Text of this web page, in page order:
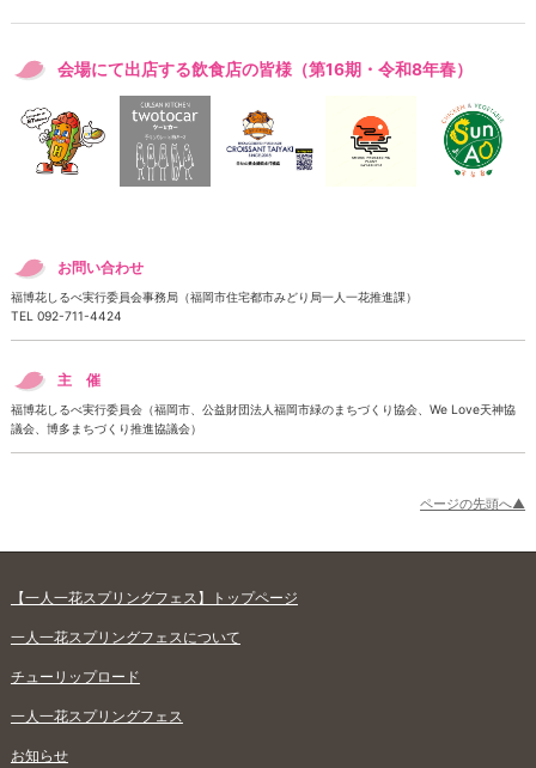
会場にて出店する飲食店の皆様（第16期・令和8年春）
お問い合わせ
福博花しるべ実行委員会事務局（福岡市住宅都市みどり局一人一花推進課）
TEL 092-711-4424
主 催
福博花しるべ実行委員会（福岡市、公益財団法人福岡市緑のまちづくり協会、We Love天神協
議会、博多まちづくり推進協議会）
ページの先頭へ▲
【一人一花スプリングフェス】トップページ
一人一花スプリングフェスについて
チューリップロード
一人一花スプリングフェス
お知らせ